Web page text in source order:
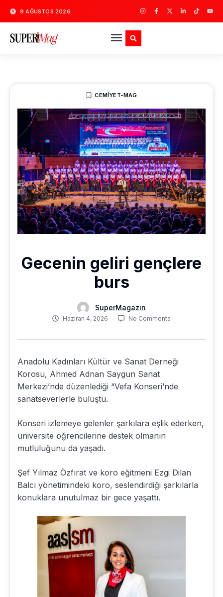
9 AĞUSTOS 2026
CEMIYET-MAG
Gecenin geliri gençlere
burs
SuperMagazin
Haziran 4, 2026 No Comments
Anadolu Kadınları Kültür ve Sanat Derneği
Korosu, Ahmed Adnan Saygun Sanat
Merkezi’nde düzenlediği “Vefa Konseri’nde
sanatseverlerle buluştu.
Konseri izlemeye gelenler şarkılara eşlik ederken,
üniversite öğrencilerine destek olmanın
mutluluğunu da yaşadı.
Şef Yılmaz Özfırat ve koro eğitmeni Ezgi Dilan
Balcı yönetimindeki koro, seslendirdiği şarkılarla
konuklara unutulmaz bir gece yaşattı.